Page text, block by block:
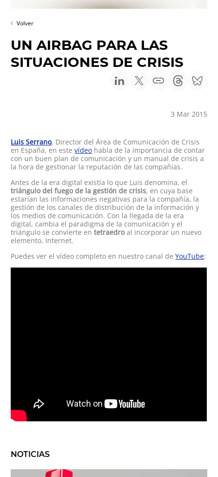
Volver
UN AIRBAG PARA LAS
SITUACIONES DE CRISIS
3 Mar 2015
Luis Serrano, Director del Área de Comunicación de Crisis
en España, en estevídeo habla de la importancia de contar
con un buen plan de comunicación y un manual de crisis a
la hora de gestionar la reputación de las compañías.
Antes de la era digital existía lo que Luis denomina, el
triángulo del fuego de la gestión de crisis, en cuya base
estarían las informaciones negativas para la compañía, la
gestión de los canales de distribución de la información y
los medios de comunicación. Con la llegada de la era
digital, cambia el paradigma de la comunicación y el
triángulo se convierte entetraedroal incorporar un nuevo
elemento, Internet.
Puedes ver el vídeo completo en nuestro canal deYouTube:
NOTICIAS